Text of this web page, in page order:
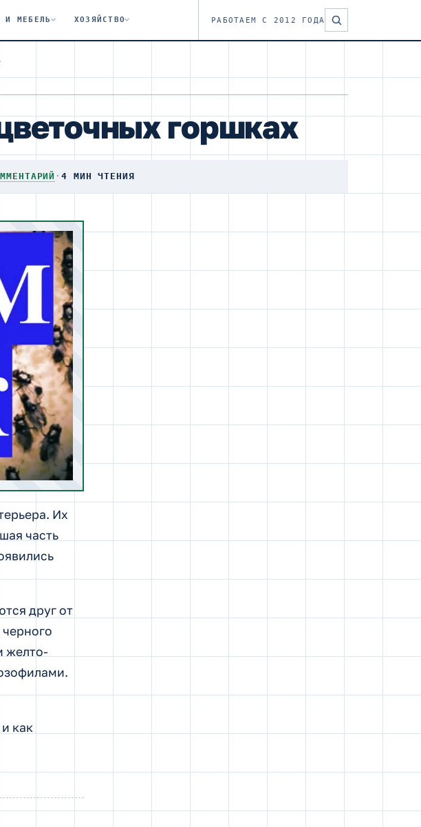
И МЕБЕЛЬ ХОЗЯЙСТВО РАБОТАЕМ С 2012 ГОДА
горшках
· 4 МИН ЧТЕНИЯ
Их
часть
друг от
желто-
как